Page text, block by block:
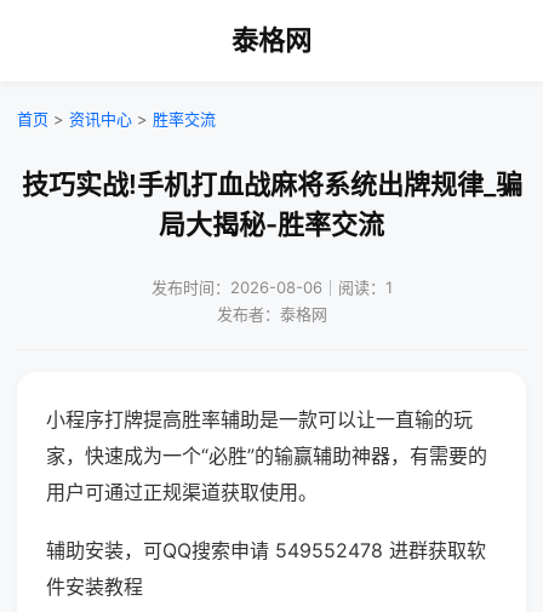
泰格网
首页 > 资讯中心 > 胜率交流
技巧实战!手机打血战麻将系统出牌规律_骗
局大揭秘-胜率交流
发布时间：2026-08-06｜阅读：1
发布者：泰格网
小程序打牌提高胜率辅助是一款可以让一直输的玩
家，快速成为一个“必胜”的输赢辅助神器，有需要的
用户可通过正规渠道获取使用。
辅助安装，可QQ搜索申请 549552478 进群获取软
件安装教程